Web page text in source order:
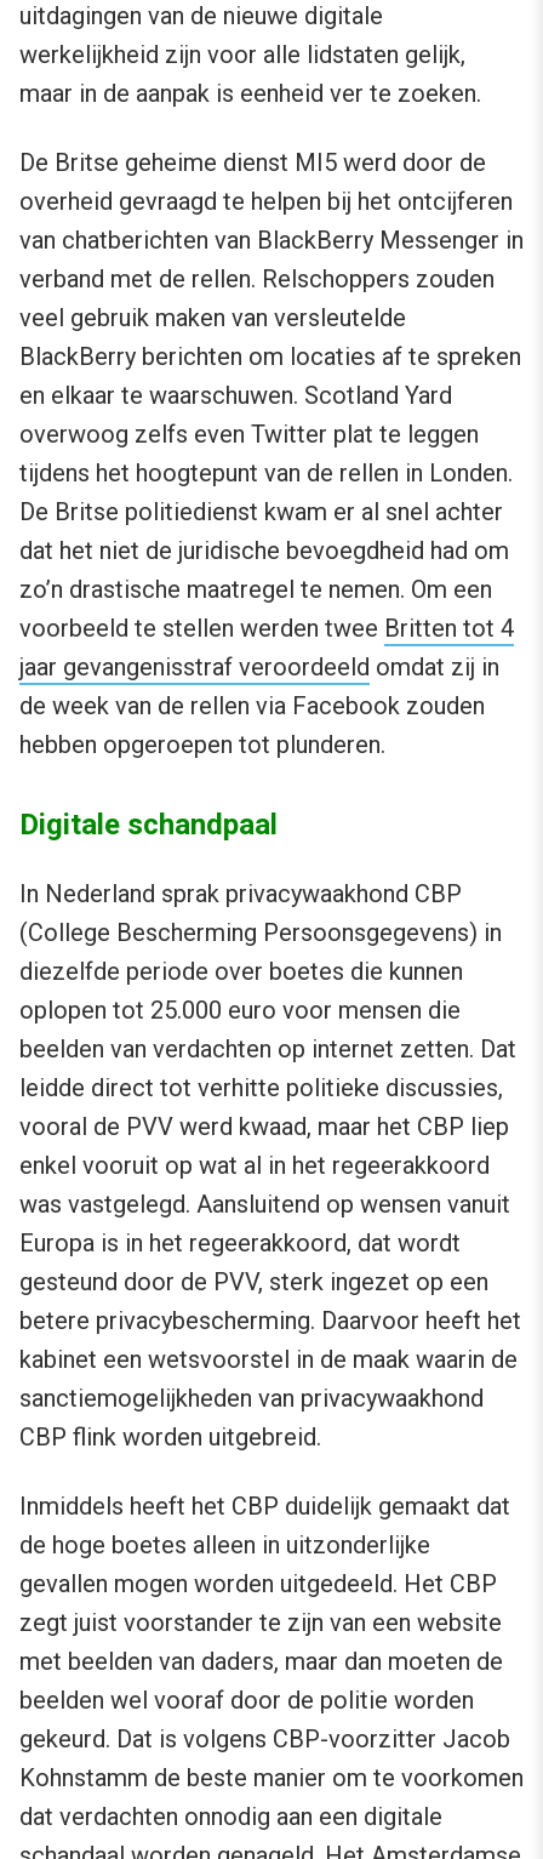
uitdagingen van de nieuwe digitale
werkelijkheid zijn voor alle lidstaten gelijk,
maar in de aanpak is eenheid ver te zoeken.
De Britse geheime dienst MI5 werd door de
overheid gevraagd te helpen bij het ontcijferen
van chatberichten van BlackBerry Messenger in
verband met de rellen. Relschoppers zouden
veel gebruik maken van versleutelde
BlackBerry berichten om locaties af te spreken
en elkaar te waarschuwen. Scotland Yard
overwoog zelfs even Twitter plat te leggen
tijdens het hoogtepunt van de rellen in Londen.
De Britse politiedienst kwam er al snel achter
dat het niet de juridische bevoegdheid had om
zo’n drastische maatregel te nemen. Om een
voorbeeld te stellen werden twee Britten tot 4
jaar gevangenisstraf veroordeeld omdat zij in
de week van de rellen via Facebook zouden
hebben opgeroepen tot plunderen.
Digitale schandpaal
In Nederland sprak privacywaakhond CBP
(College Bescherming Persoonsgegevens) in
diezelfde periode over boetes die kunnen
oplopen tot 25.000 euro voor mensen die
beelden van verdachten op internet zetten. Dat
leidde direct tot verhitte politieke discussies,
vooral de PVV werd kwaad, maar het CBP liep
enkel vooruit op wat al in het regeerakkoord
was vastgelegd. Aansluitend op wensen vanuit
Europa is in het regeerakkoord, dat wordt
gesteund door de PVV, sterk ingezet op een
betere privacybescherming. Daarvoor heeft het
kabinet een wetsvoorstel in de maak waarin de
sanctiemogelijkheden van privacywaakhond
CBP flink worden uitgebreid.
Inmiddels heeft het CBP duidelijk gemaakt dat
de hoge boetes alleen in uitzonderlijke
gevallen mogen worden uitgedeeld. Het CBP
zegt juist voorstander te zijn van een website
met beelden van daders, maar dan moeten de
beelden wel vooraf door de politie worden
gekeurd. Dat is volgens CBP-voorzitter Jacob
Kohnstamm de beste manier om te voorkomen
dat verdachten onnodig aan een digitale